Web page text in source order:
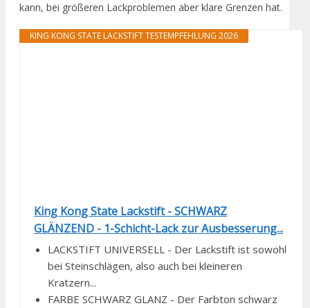
kann, bei größeren Lackproblemen aber klare Grenzen hat.
KING KONG STATE LACKSTIFT TESTEMPFEHLUNG 2026
King Kong State Lackstift - SCHWARZ
GLÄNZEND - 1-Schicht-Lack zur Ausbesserung...
LACKSTIFT UNIVERSELL - Der Lackstift ist sowohl
bei Steinschlägen, also auch bei kleineren
Kratzern...
FARBE SCHWARZ GLANZ - Der Farbton schwarz